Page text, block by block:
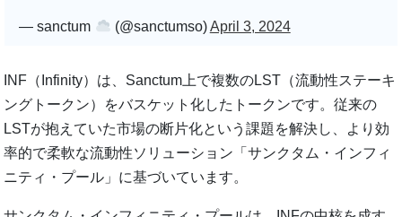
— sanctum (@sanctumso)April 3, 2024
INF（Infinity）は、Sanctum上で複数のLST（流動性ステーキ
ングトークン）をバスケット化したトークンです。従来の
LSTが抱えていた市場の断片化という課題を解決し、より効
率的で柔軟な流動性ソリューション「サンクタム・インフィ
ニティ・プール」に基づいています。